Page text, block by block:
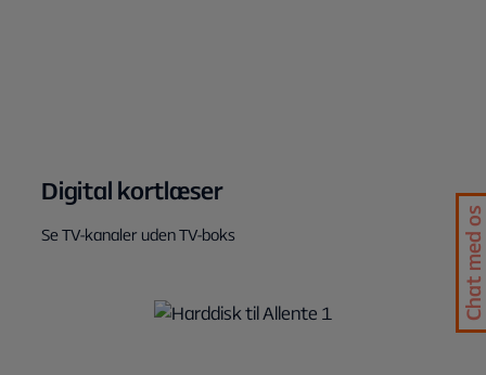
Digital kortlæser
Se TV-kanaler uden TV-boks Chat med os